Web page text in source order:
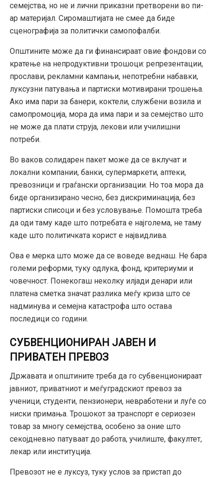
семејства, но не и лични приказни претворени во пи-
ар материјал. Сиромаштијата не смее да биде
сценографија за политички самопофалби.
Општините може да ги финансираат овие фондови со
кратење на непродуктивни трошоци: репрезентации,
прослави, рекламни кампањи, непотребни набавки,
луксузни патувања и партиски мотивирани трошења.
Ако има пари за банери, коктели, службени возила и
самопромоција, мора да има пари и за семејство што
не може да плати струја, лекови или училишни
потреби.
Во ваков солидарен пакет може да се вклучат и
локални компании, банки, супермаркети, аптеки,
превозници и граѓански организации. Но тоа мора да
биде организирано чесно, без дискриминација, без
партиски списоци и без условување. Помошта треба
да оди таму каде што потребата е најголема, не таму
каде што политичката корист е највидлива.
Ова е мерка што може да се воведе веднаш. Не бара
големи реформи, туку одлука, фонд, критериуми и
човечност. Понекогаш неколку илјади денари или
платена сметка значат разлика меѓу криза што се
надминува и семејна катастрофа што остава
последици со години.
СУБВЕНЦИОНИРАН ЈАВЕН И
ПРИВАТЕН ПРЕВОЗ
Државата и општините треба да го субвенционираат
јавниот, приватниот и меѓуградскиот превоз за
ученици, студенти, пензионери, невработени и луѓе со
ниски примања. Трошокот за транспорт е сериозен
товар за многу семејства, особено за оние што
секојдневно патуваат до работа, училиште, факултет,
лекар или институција.
Превозот не е луксуз, туку услов за пристап до